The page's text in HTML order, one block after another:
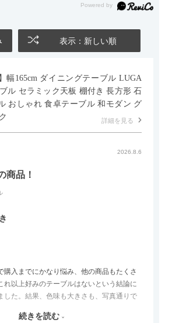
表示：新しい順
幅165cm ダイニングテーブル LUGA
ル セラミック天板 棚付き 長方形 石
おしゃれ 食卓テーブル 和モダン グ
詳細を見る
2026.8.6
商品！
購入までにかなり悩み、他の商品もたくさ
れ以上好みのテーブルはないという結論に
した。結果、色味も大きさも、写真通りで
った以上に滑りが良く、汚れも拭きやすい
続きを読む